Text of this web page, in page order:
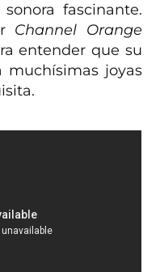
fascinante.
Channel Orange
entender que su
muchísimas joyas